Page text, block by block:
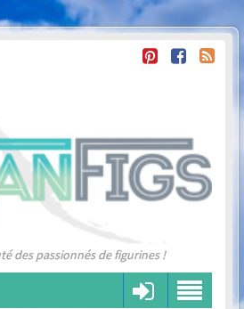
des passionnés de figurines !